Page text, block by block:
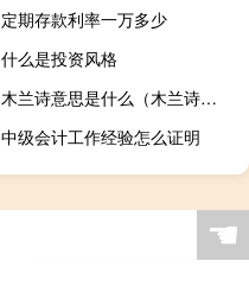
定期存款利率一万多少
什么是投资风格
木兰诗意思是什么（木兰诗意思）
中级会计工作经验怎么证明
☚